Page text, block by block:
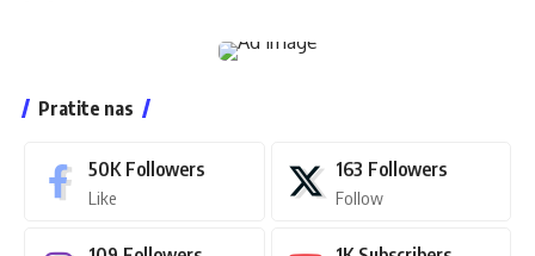
Pratite nas
50K Followers
Like
163 Followers
Follow